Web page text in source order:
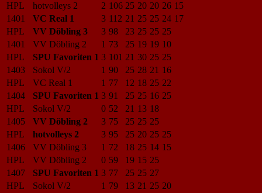
HPL
hotvolleys 2 2 106 25 20 20 26 15
1401
VC Real 1 3 112 21 25 25 24 17
HPL
VV Döbling 3 3 98 23 25 25 25
1401
VV Döbling 2 1 73 25 19 19 10
HPL
SPU Favoriten 1 3 101 21 30 25 25
1403
Sokol V/2 1 90 25 28 21 16
HPL
VC Real 1 1 77 12 18 25 22
1404
SPU Favoriten 1 3 91 25 25 16 25
HPL
Sokol V/2 0 52 21 13 18
1405
VV Döbling 2 3 75 25 25 25
HPL
hotvolleys 2 3 95 25 20 25 25
1406
VV Döbling 3 1 72 18 25 14 15
HPL
VV Döbling 2 0 59 19 15 25
1407
SPU Favoriten 1 3 77 25 25 27
HPL
Sokol V/2 1 79 13 21 25 20